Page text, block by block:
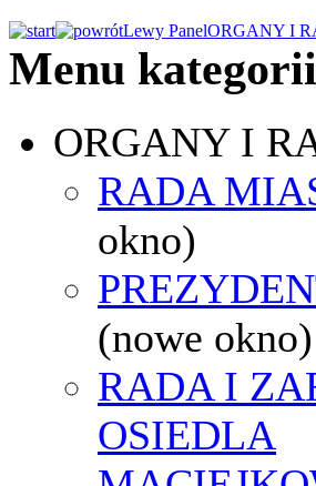
Lewy PanelORGANY I
Menu kategorii
ORGANY I
RADA
okno)
(nowe okno)
RADA I
OSIEDLA